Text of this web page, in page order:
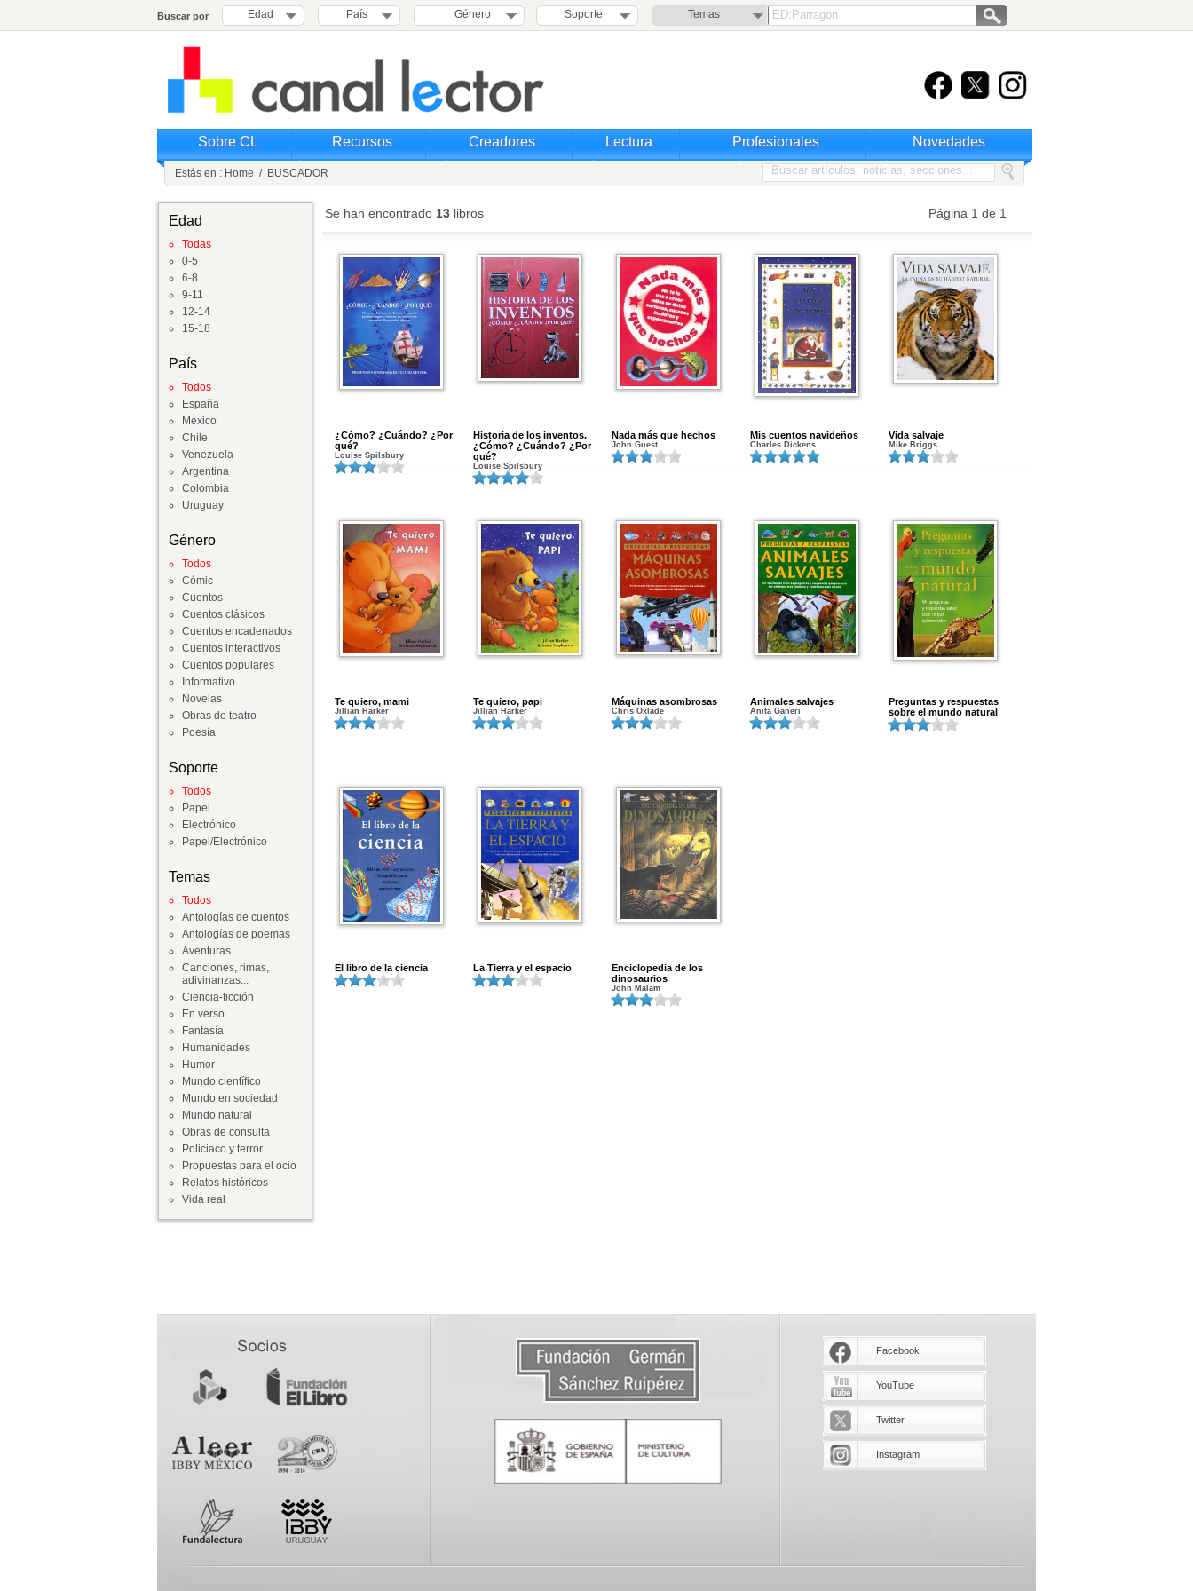
Buscar por Edad País Género Soporte Temas
Sobre CL Recursos Creadores Lectura Profesionales Novedades
Estás en : Home / BUSCADOR
Edad
Todas
0-5
6-8
9-11
12-14
15-18
País
Todos
España
México
Chile
Venezuela
Argentina
Colombia
Uruguay
Género
Todos
Cómic
Cuentos
Cuentos clásicos
Cuentos encadenados
Cuentos interactivos
Cuentos populares
Informativo
Novelas
Obras de teatro
Poesía
Soporte
Todos
Papel
Electrónico
Papel/Electrónico
Temas
Todos
Antologías de cuentos
Antologías de poemas
Aventuras
Canciones, rimas,
adivinanzas...
Ciencia-ficción
En verso
Fantasía
Humanidades
Humor
Mundo científico
Mundo en sociedad
Mundo natural
Obras de consulta
Policiaco y terror
Propuestas para el ocio
Relatos históricos
Vida real
Se han encontrado 13 libros Página 1 de 1
¿Cómo? ¿Cuándo? ¿Por
qué?
Louise Spilsbury
Historia de los inventos.
¿Cómo? ¿Cuándo? ¿Por
qué?
Louise Spilsbury
Nada más que hechos
John Guest
Mis cuentos navideños
Charles Dickens
Vida salvaje
Mike Briggs
Te quiero, mami
Jillian Harker
Te quiero, papi
Jillian Harker
Máquinas asombrosas
Chris Oxlade
Animales salvajes
Anita Ganeri
Preguntas y respuestas
sobre el mundo natural
El libro de la ciencia La Tierra y el espacio
Enciclopedia de los
dinosaurios
John Malam
Facebook
YouTube
Twitter
Instagram